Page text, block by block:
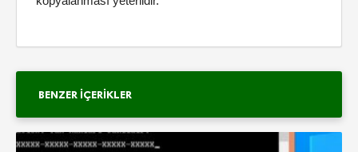
BENZER İÇERIKLER